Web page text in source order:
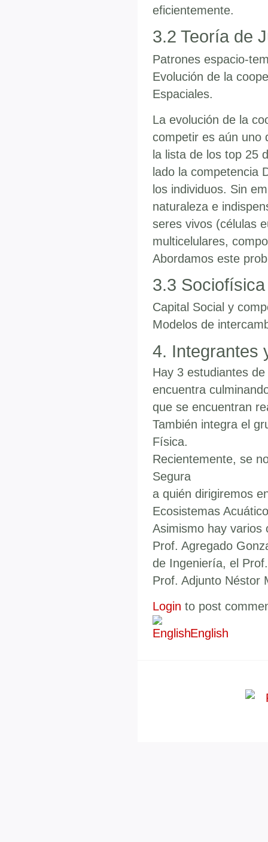
eficientemente.
3.2 Teoría de
Patrones espacio-
Evolución de la
Espaciales.
La evolución de la
competir es aún uno
la lista de los top 25
lado la competencia
los individuos. Sin
naturaleza e
seres vivos (células
multicelulares,
Abordamos este
3.3
Capital Social y
Modelos de
4. Integrantes
Hay 3 estudiantes
encuentra
que se encuentran
También integra el
Física.
Recientemente, se
Segura
a quién dirigiremos
Ecosistemas
Asimismo hay varios
Prof. Agregado
de Ingeniería, el
Prof. Adjunto Néstor
Login to post
English